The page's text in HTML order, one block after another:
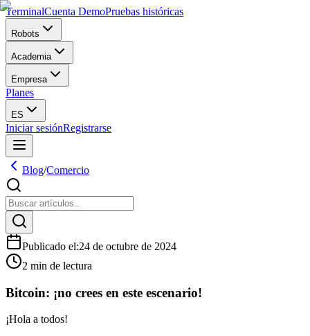
TerminalCuenta DemoPruebas históricas
Robots
Academia
Empresa
Planes
ES
Iniciar sesiónRegistrarse
Blog/Comercio
Publicado el:24 de octubre de 2024
2 min de lectura
Bitcoin: ¡no crees en este escenario!
¡Hola a todos!